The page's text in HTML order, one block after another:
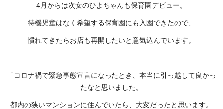
4月からは次女のひよちゃんも保育園デビュー。
待機児童はなく希望する保育園にも入園できたので、
慣れてきたらお店も再開したいと意気込んでいます。
「コロナ禍で緊急事態宣言になったとき、本当に引っ越して良かっ
たなと思いました。
都内の狭いマンションに住んでいたら、大変だったと思います。